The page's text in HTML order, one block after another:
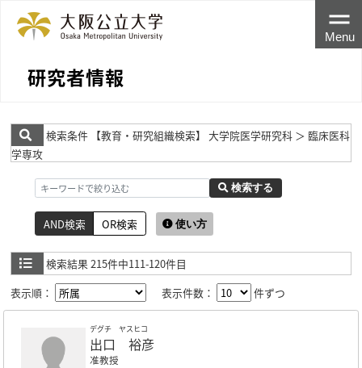
研究者情報
Menu
検索条件 【教育・研究組織検索】 大学院医学研究科 ＞ 臨床医科
学専攻
検索する
AND検索 OR検索 使い方
検索結果 215件中111-120件目
表示順：
表示件数： 件ずつ
デグチ ヤスヒコ
出口 裕彦
准教授